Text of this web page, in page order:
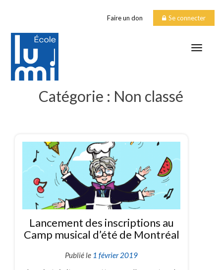
Faire un don Se connecter
Catégorie : Non classé
Lancement des inscriptions au
Camp musical d’été de Montréal
Publié le 1 février 2019